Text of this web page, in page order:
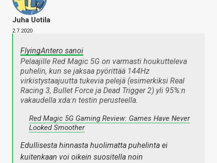
Juha Uotila
2.7.2020
FlyingAntero sanoi
Pelaajille Red Magic 5G on varmasti houkutteleva
puhelin, kun se jaksaa pyörittää 144Hz
virkistystaajuutta tukevia pelejä (esimerkiksi Real
Racing 3, Bullet Force ja Dead Trigger 2) yli 95%:n
vakaudella xda:n testin perusteella.
Red Magic 5G Gaming Review: Games Have Never
Looked Smoother
Edullisesta hinnasta huolimatta puhelinta ei
kuitenkaan voi oikein suositella noin